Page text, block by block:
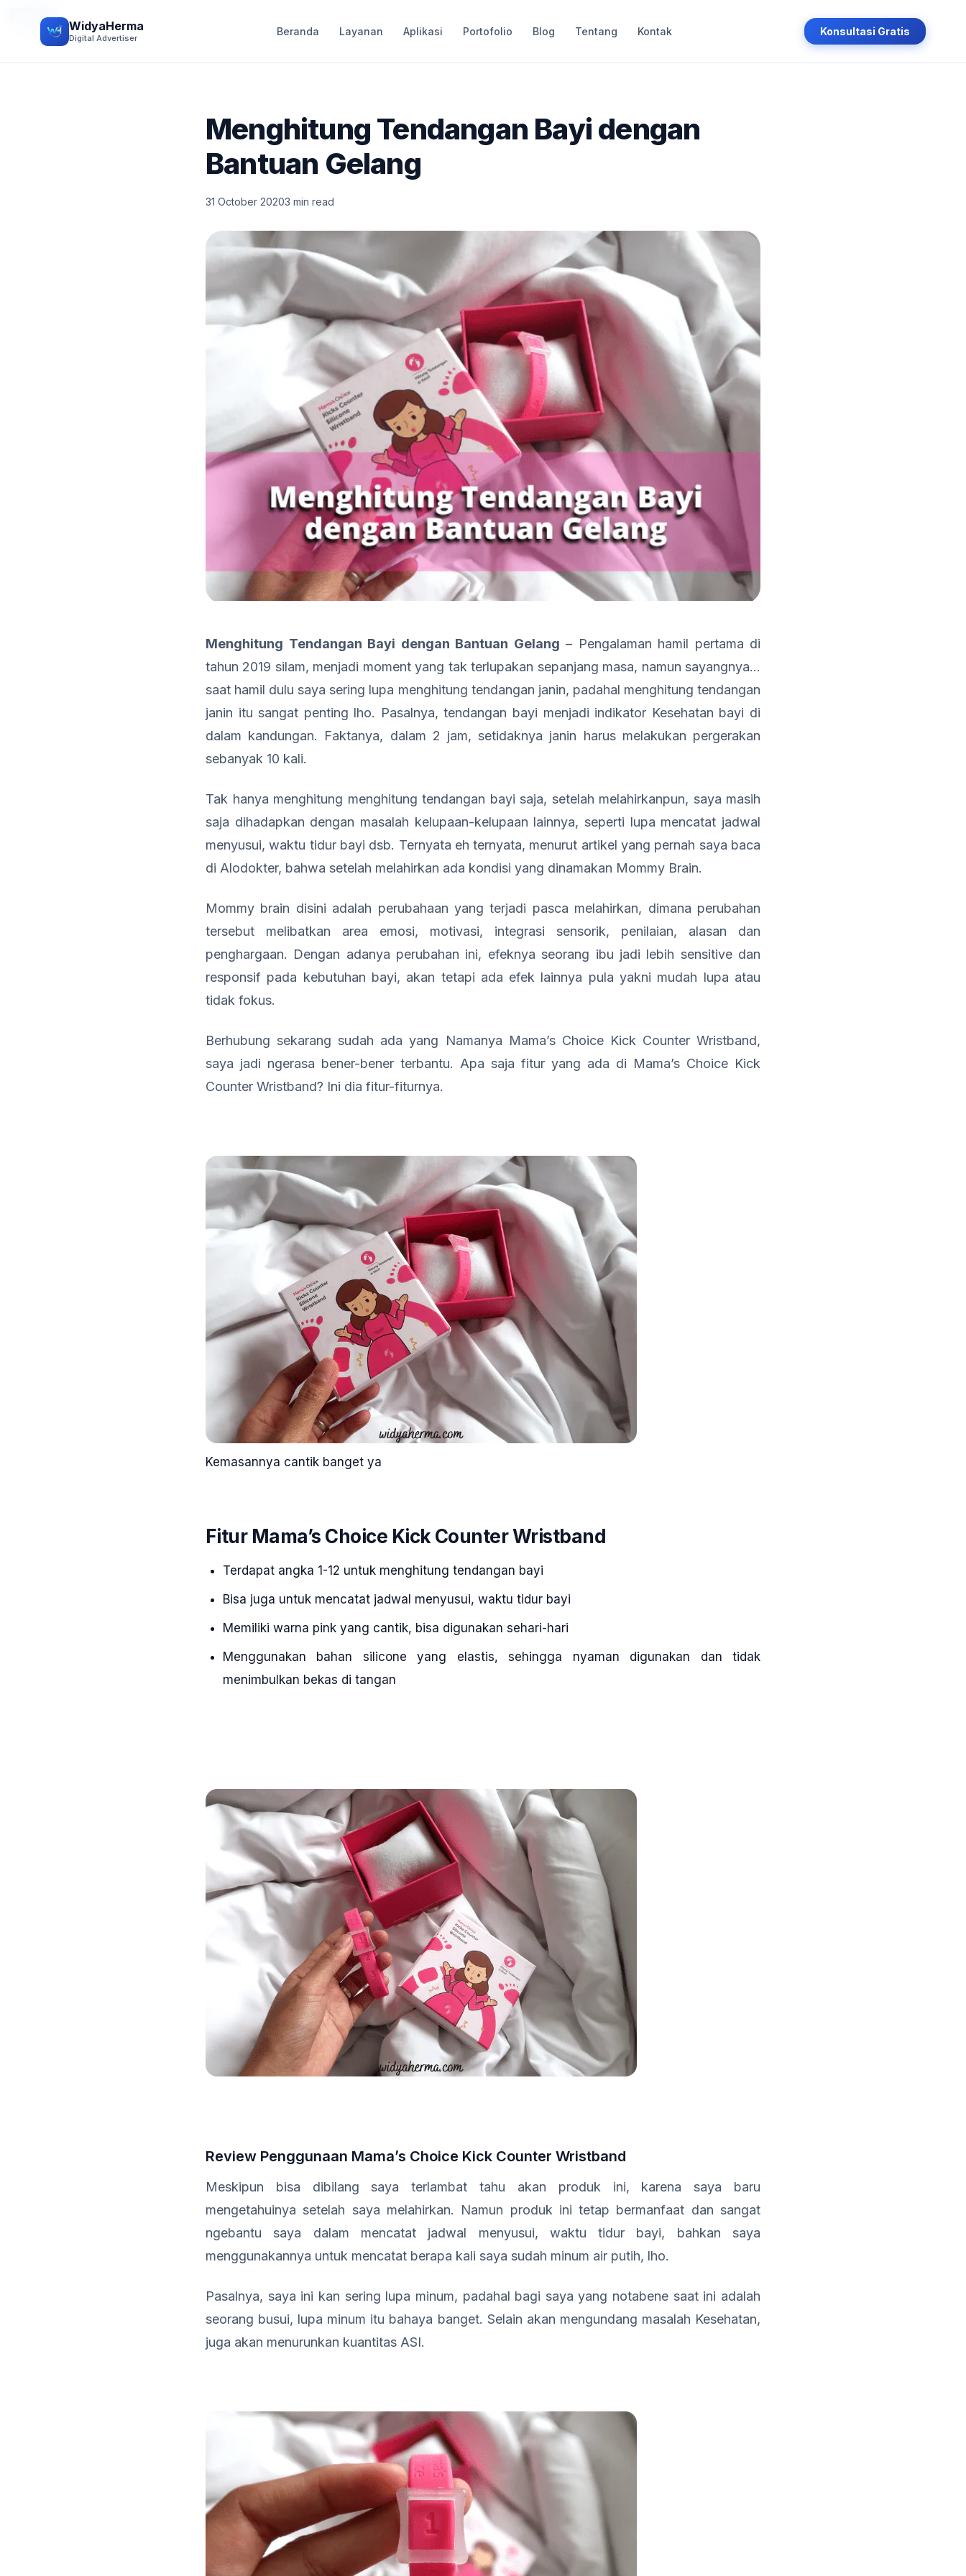
WidyaHerma
Digital Advertiser
Beranda Layanan Aplikasi Portofolio Blog Tentang Kontak Konsultasi Gratis
HEALTH
Menghitung Tendangan Bayi dengan
Bantuan Gelang
31 October 20203 min read
Menghitung Tendangan Bayi dengan Bantuan Gelang – Pengalaman hamil pertama di
tahun 2019 silam, menjadi moment yang tak terlupakan sepanjang masa, namun sayangnya…
saat hamil dulu saya sering lupa menghitung tendangan janin, padahal menghitung tendangan
janin itu sangat penting lho. Pasalnya, tendangan bayi menjadi indikator Kesehatan bayi di
dalam kandungan. Faktanya, dalam 2 jam, setidaknya janin harus melakukan pergerakan
sebanyak 10 kali.
Tak hanya menghitung menghitung tendangan bayi saja, setelah melahirkanpun, saya masih
saja dihadapkan dengan masalah kelupaan-kelupaan lainnya, seperti lupa mencatat jadwal
menyusui, waktu tidur bayi dsb. Ternyata eh ternyata, menurut artikel yang pernah saya baca
di Alodokter, bahwa setelah melahirkan ada kondisi yang dinamakan Mommy Brain.
Mommy brain disini adalah perubahaan yang terjadi pasca melahirkan, dimana perubahan
tersebut melibatkan area emosi, motivasi, integrasi sensorik, penilaian, alasan dan
penghargaan. Dengan adanya perubahan ini, efeknya seorang ibu jadi lebih sensitive dan
responsif pada kebutuhan bayi, akan tetapi ada efek lainnya pula yakni mudah lupa atau
tidak fokus.
Berhubung sekarang sudah ada yang Namanya Mama’s Choice Kick Counter Wristband,
saya jadi ngerasa bener-bener terbantu. Apa saja fitur yang ada di Mama’s Choice Kick
Counter Wristband? Ini dia fitur-fiturnya.
Kemasannya cantik banget ya
Fitur Mama’s Choice Kick Counter Wristband
Terdapat angka 1-12 untuk menghitung tendangan bayi
Bisa juga untuk mencatat jadwal menyusui, waktu tidur bayi
Memiliki warna pink yang cantik, bisa digunakan sehari-hari
Menggunakan bahan silicone yang elastis, sehingga nyaman digunakan dan tidak
menimbulkan bekas di tangan
Review Penggunaan Mama’s Choice Kick Counter Wristband
Meskipun bisa dibilang saya terlambat tahu akan produk ini, karena saya baru
mengetahuinya setelah saya melahirkan. Namun produk ini tetap bermanfaat dan sangat
ngebantu saya dalam mencatat jadwal menyusui, waktu tidur bayi, bahkan saya
menggunakannya untuk mencatat berapa kali saya sudah minum air putih, lho.
Pasalnya, saya ini kan sering lupa minum, padahal bagi saya yang notabene saat ini adalah
seorang busui, lupa minum itu bahaya banget. Selain akan mengundang masalah Kesehatan,
juga akan menurunkan kuantitas ASI.